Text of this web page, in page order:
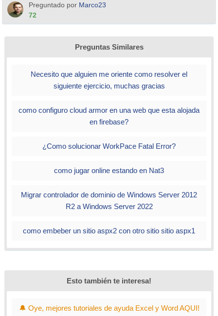
Preguntado por Marco23
72
Preguntas Similares
Necesito que alguien me oriente como resolver el
siguiente ejercicio, muchas gracias
como configuro cloud armor en una web que esta alojada
en firebase?
¿Como solucionar WorkPace Fatal Error?
como jugar online estando en Nat3
Migrar controlador de dominio de Windows Server 2012
R2 a Windows Server 2022
como embeber un sitio aspx2 con otro sitio sitio aspx1
Esto también te interesa!
🔔 Oye, mejores tutoriales de ayuda Excel y Word AQUI!